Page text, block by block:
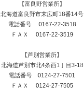
【富良野営業所】
北海道富良野市末広町18番14号
電話番号 0167-22-3518
ＦＡＸ 0167-22-3519
【芦別営業所】
北海道芦別市北4条西1丁目3-18
電話番号 0124-27-7501
ＦＡＸ 0124-27-7505